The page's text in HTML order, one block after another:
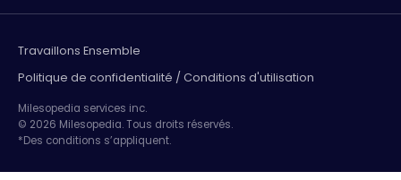
Travaillons Ensemble
Politique de confidentialité / Conditions d'utilisation
Milesopedia services inc.
© 2026 Milesopedia. Tous droits réservés.
*Des conditions s’appliquent.